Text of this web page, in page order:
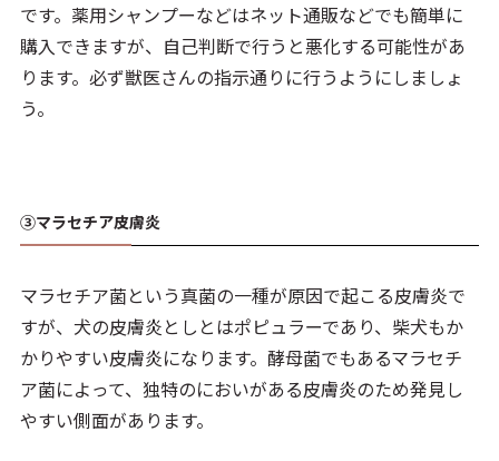
です。薬用シャンプーなどはネット通販などでも簡単に
購入できますが、自己判断で行うと悪化する可能性があ
ります。必ず獣医さんの指示通りに行うようにしましょ
う。
③マラセチア皮膚炎
マラセチア菌という真菌の一種が原因で起こる皮膚炎で
すが、犬の皮膚炎としとはポピュラーであり、柴犬もか
かりやすい皮膚炎になります。酵母菌でもあるマラセチ
ア菌によって、独特のにおいがある皮膚炎のため発見し
やすい側面があります。